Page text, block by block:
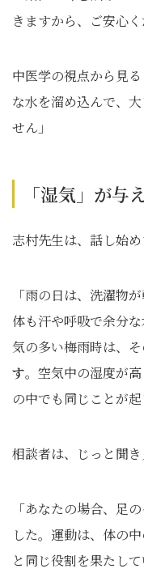
きますから、ご安心く
中医学の視点から見
な水を溜め込んで、
せん」
「湿気」が与
志村先生は、話し始め
「雨の日は、洗濯物
体も汗や呼吸で余分
気の多い梅雨時は、
す。空気中の湿度が
の中でも同じことが起
相談者は、じっと聞き
「あなたの場合、足
した。運動は、体の
と同じ役割を果たし